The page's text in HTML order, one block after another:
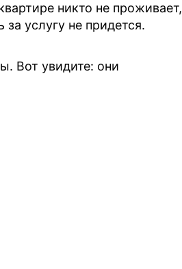
никто не проживает,
услугу не придется.
Вот увидите: они